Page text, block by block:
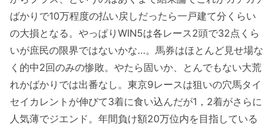
ばかりで10万程度の払い戻しだったら一戸建て分くらい
の大損となる。やっぱりWIN5は各レース2頭で32点くら
いが庶民の限界ではないかな…。馬券はほとんど見せ場な
く的中2回のみの惨敗。やたら固いか、とんでもない大荒
れかばかりでは出番なし。東京9レースは狙いの穴馬タイ
セイカレントが伸びて3着に食い込んだが1，2着がさらに
人気薄でジエンド。年間負け額20万位内を目指している